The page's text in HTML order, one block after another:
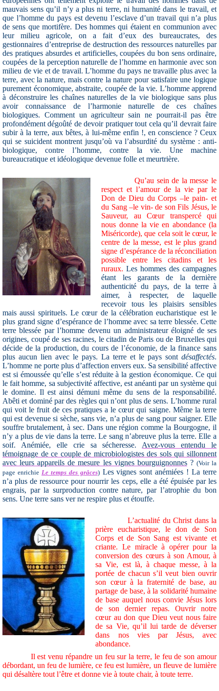
mauvais sens qu’il n’y a plus ni terre, ni humanité dans le travail, et
que l’homme du pays est devenu l’esclave d’un travail qui n’a plus
de sens que mortifère. Des hommes qui étaient en communion avec
leur milieu agricole, on a fait d’eux des bureaucrates, des
gestionnaires d’entreprise de destruction des ressources naturelles par
des pratiques absurdes et artificielles, coupées du bon sens ordinaire,
coupées de la perception naturelle de l’homme en harmonie avec son
milieu de vie et de travail. L’homme du pays ne travaille plus avec la
terre, avec la nature, mais contre la nature pour satisfaire une logique
purement économique, abstraite, coupée de la vie. L’homme apprend
à déconstruire les chaînes naturelles de la vie biologique sans plus
avoir connaissance de l’harmonie naturelle de ces chaînes
biologiques. Comment un agriculteur sain ne pourrait-il pas être
profondément dégoûté de devoir pratiquer tout cela qu’il devrait faire
subir à la terre, aux bêtes, à lui-même enfin !, en conscience ? Ceux
qui se suicident montrent jusqu’où va l’absurdité du système : anti-
biologique, contre l’homme, contre la vie. Une machine
bureaucratique et idéologique devenue folle et meurtrière.
Qu’au sein de la messe le
respect et l’amour de la vie par le
Don de Dieu du Corps –le pain- et
du Sang –le vin- de son Fils Jésus, le
Sauveur, au Cœur transpercé qui
nous donne la vie en abondance (la
Miséricorde), que cela soit le cœur, le
centre de la messe, est le plus grand
signe d’espérance de la réconciliation
possible entre les citadins et les
ruraux. Les hommes des campagnes
étant les garants de la dernière
authenticité du pays, de la terre à
aimer, à respecter, de laquelle
recevoir tous les plaisirs sensibles
mais aussi spirituels. Le cœur de la célébration eucharistique est le
plus grand signe d’espérance de l’homme avec sa terre blessée. Cette
terre blessée par l’homme devenu un administrateur éloigné de ses
origines, coupé de ses racines, le citadin de Paris ou de Bruxelles qui
décide de la production, du cours de l’économie, de la finance sans
plus aucun lien avec le pays. La terre et le pays sont désaffectés.
L’homme ne porte plus d’affection envers eux. Sa sensibilité affective
est si émoussée qu’elle s’est réduite à la gestion économique. Ce qui
le fait homme, sa subjectivité affective, est anéanti par un système qui
le domine. Il est ainsi démuni même du sens de la responsabilité.
Abêti et dominé par des règles qui n’ont plus de sens. L’homme rural
qui voit le fruit de ces pratiques a le cœur qui saigne. Même la terre
qui est devenue si sèche, sans vie, n’a plus de sang pour saigner. Elle
souffre brutalement, à sec. Dans une région comme la Bourgogne, il
n’y a plus de vie dans la terre. Le sang n’abreuve plus la terre. Elle a
soif. Anémiée, elle crie sa sécheresse. Avez-vous entendu le
témoignage de ce couple de microbiologistes des sols qui sillonnent
avec leurs appareils de mesure les vignes bourguignonnes? (Voir la
page enrichie Le temps des grâces)Les vignes sont anémiées ! La terre
n’a plus de ressource pour nourrir les ceps, elle a été épuisée par les
engrais, par la surproduction contre nature, par l’atrophie du bon
sens. Une terre sans ver ne respire plus et étouffe.
L’actualité du Christ dans la
prière eucharistique, le don de Son
Corps et de Son Sang est vivante et
criante. Le miracle à opérer pour la
conversion des cœurs à son Amour, à
sa Vie, est là, à chaque messe, à la
portée de chacun s’il veut bien ouvrir
son cœur à la fraternité de base, au
partage de base, à la solidarité humaine
de base auquel nous convie Jésus lors
de son dernier repas. Ouvrir notre
cœur au don que Dieu veut nous faire
de sa Vie, qu’il lui tarde de déverser
dans nos vies par Jésus, avec
abondance.
Il est venu répandre un feu sur la terre, le feu de son amour
débordant, un feu de lumière, ce feu est lumière, un fleuve de lumière
qui désaltère tout l’être et donne vie à toute chair, à toute terre.